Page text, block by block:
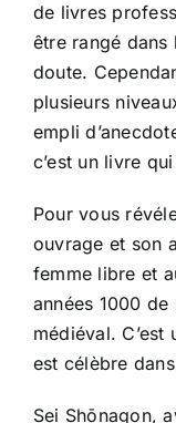
de livres
être rangé dans
doute.
plusieurs
empli
c’est un livre
Pour vous
ouvrage et son
femme libre et
années 1000
médiéval.
est célèbre
Sei Shōnagon,